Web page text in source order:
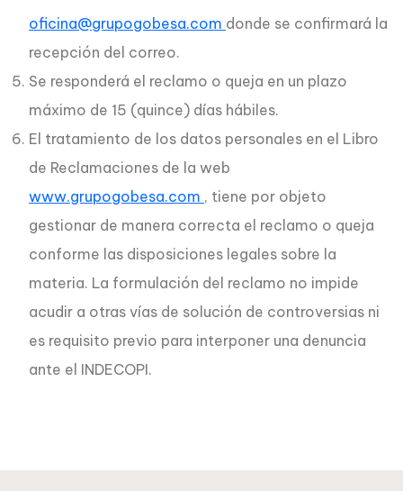
oficina@grupogobesa.com donde se confirmará la
recepción del correo.
Se responderá el reclamo o queja en un plazo
máximo de 15 (quince) días hábiles.
El tratamiento de los datos personales en el Libro
de Reclamaciones de la web
www.grupogobesa.com , tiene por objeto
gestionar de manera correcta el reclamo o queja
conforme las disposiciones legales sobre la
materia. La formulación del reclamo no impide
acudir a otras vías de solución de controversias ni
es requisito previo para interponer una denuncia
ante el INDECOPI.